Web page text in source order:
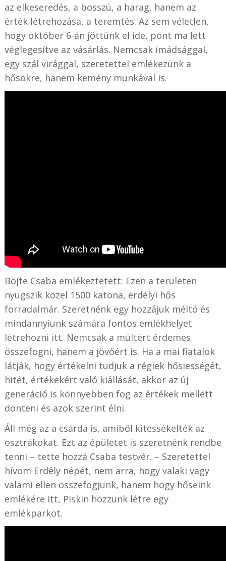
az elkeseredés, a bosszú, a harag, hanem az
érték létrehozása, a teremtés. Az sem véletlen,
hogy október 6-án jöttünk el ide, pont ma lett
véglegesítve az vásárlás. Nemcsak imádsággal,
egy szál virággal, szeretettel emlékezünk a
hősökre, hanem kemény munkával is.
Böjte Csaba emlékeztetett: Ezen a területen
nyugszik közel 1500 katona, erdélyi hős
forradalmár. Szeretnénk egy hozzájuk méltó és
mindannyiunk számára fontos emlékhelyet
létrehozni itt. Nemcsak a múltért érdemes
összefogni, hanem a jövőért is. Ha a mai fiatalok
látják, hogy értékelni tudjuk a régiek hősiességét,
hitét, értékekért való kiállását, akkor az új
generáció is könnyebben fog az értékek mellett
dönteni és azok szerint élni.
Áll még az a csárda is, amiből kitessékelték az
osztrákokat. Ezt az épületet is szeretnénk rendbe
tenni – tette hozzá Csaba testvér. – Szeretettel
hívom Erdély népét, nem arra, hogy valaki vagy
valami ellen összefogjunk, hanem hogy hőseink
emlékére itt, Piskin hozzunk létre egy
emlékparkot.